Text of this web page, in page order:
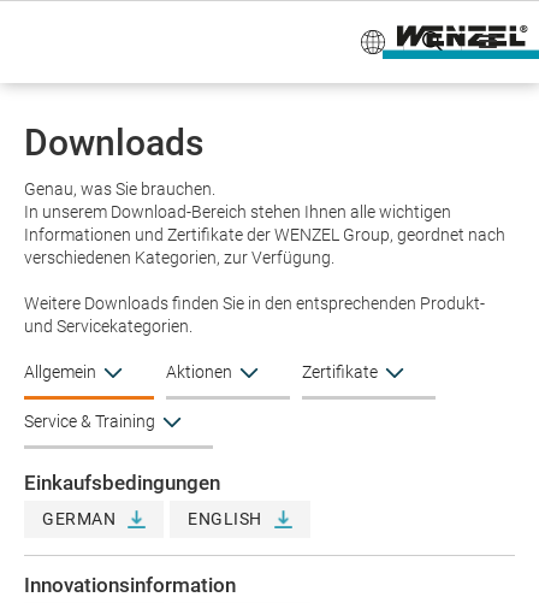
Downloads
Genau, was Sie brauchen.
In unserem Download-Bereich stehen Ihnen alle wichtigen
Informationen und Zertifikate der WENZEL Group, geordnet nach
verschiedenen Kategorien, zur Verfügung.
Weitere Downloads finden Sie in den entsprechenden Produkt-
und Servicekategorien.
Allgemein Aktionen Zertifikate
Service & Training
Einkaufsbedingungen
GERMAN ENGLISH
Innovationsinformation